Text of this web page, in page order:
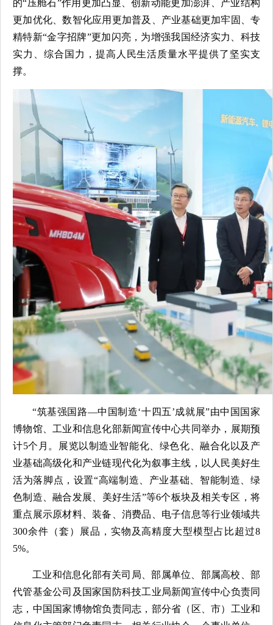
的“压舱石”作用更加凸显、创新动能更加澎湃、产业结构
更加优化、数智化应用更加普及、产业基础更加牢固、专
精特新“金字招牌”更加闪亮，为增强我国经济实力、科技
实力、综合国力，提高人民生活质量水平提供了坚实支
撑。
“筑基强国路—中国制造‘十四五’成就展”由中国国家
博物馆、工业和信息化部新闻宣传中心共同举办，展期预
计5个月。展览以制造业智能化、绿色化、融合化以及产
业基础高级化和产业链现代化为叙事主线，以人民美好生
活为落脚点，设置“高端制造、产业基础、智能制造、绿
色制造、融合发展、美好生活”等6个板块及相关专区，将
重点展示原材料、装备、消费品、电子信息等行业领域共
300余件（套）展品，实物及高精度大型模型占比超过8
5%。
工业和信息化部有关司局、部属单位、部属高校、部
代管基金公司及国家国防科技工业局新闻宣传中心负责同
志，中国国家博物馆负责同志，部分省（区、市）工业和